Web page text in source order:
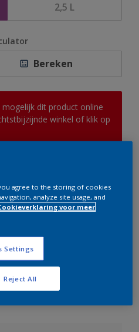
2,5 L
Bereken
dit product online
winkel of klik op
verkooppunt
aan project
Visualizer App
agree to the storing of cookies
analyze site usage, and
voor meer
Settings
Reject All